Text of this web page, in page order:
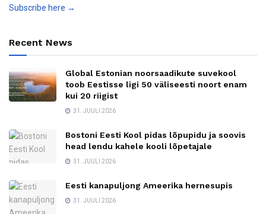
Subscribe here →
Recent News
Global Estonian noorsaadikute suvekool
toob Eestisse ligi 50 väliseesti noort enam
kui 20 riigist
31. JUULI 2026
Bostoni Eesti Kool pidas lõpupidu ja soovis
head lendu kahele kooli lõpetajale
31. JUULI 2026
Eesti kanapuljong Ameerika hernesupis
31. JUULI 2026